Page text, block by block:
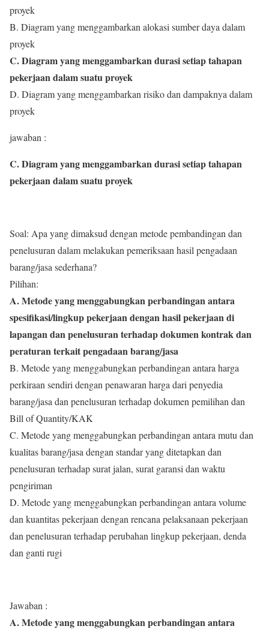
proyek
B. Diagram yang menggambarkan alokasi sumber daya dalam
proyek
C. Diagram yang menggambarkan durasi setiap tahapan
pekerjaan dalam suatu proyek
D. Diagram yang menggambarkan risiko dan dampaknya dalam
proyek
jawaban :
C. Diagram yang menggambarkan durasi setiap tahapan
pekerjaan dalam suatu proyek
Soal: Apa yang dimaksud dengan metode pembandingan dan
penelusuran dalam melakukan pemeriksaan hasil pengadaan
barang/jasa sederhana?
Pilihan:
A. Metode yang menggabungkan perbandingan antara
spesifikasi/lingkup pekerjaan dengan hasil pekerjaan di
lapangan dan penelusuran terhadap dokumen kontrak dan
peraturan terkait pengadaan barang/jasa
B. Metode yang menggabungkan perbandingan antara harga
perkiraan sendiri dengan penawaran harga dari penyedia
barang/jasa dan penelusuran terhadap dokumen pemilihan dan
Bill of Quantity/KAK
C. Metode yang menggabungkan perbandingan antara mutu dan
kualitas barang/jasa dengan standar yang ditetapkan dan
penelusuran terhadap surat jalan, surat garansi dan waktu
pengiriman
D. Metode yang menggabungkan perbandingan antara volume
dan kuantitas pekerjaan dengan rencana pelaksanaan pekerjaan
dan penelusuran terhadap perubahan lingkup pekerjaan, denda
dan ganti rugi
Jawaban :
A. Metode yang menggabungkan perbandingan antara